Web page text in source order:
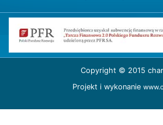
Copyright © 2015
Projekt i wykonanie